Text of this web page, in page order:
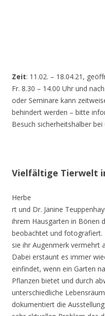
Zeit: 11.02. – 18.04.21,
Fr. 8.30 – 14.00 Uhr und
oder Seminare kann
behindert werden – bitte
Besuch sicherheitshalber bei
Vielfältige Tierwelt
Herbe
rt und Dr. Janine
ihrem Hausgarten in Bönen
beobachtet und fotografiert.
sie ihr Augenmerk vermehrt
Dabei erstaunt es immer
einfindet, wenn ein Garten
Pflanzen bietet und durch
unterschiedliche
dokumentiert die